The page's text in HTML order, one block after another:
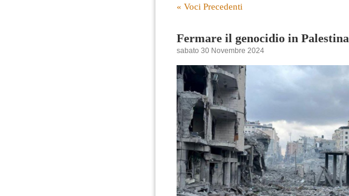
« Voci Precedenti
Fermare il genocidio in Palestina
sabato 30 Novembre 2024